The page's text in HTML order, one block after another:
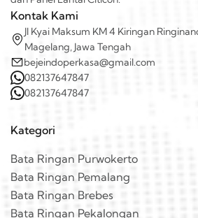
Kontak Kami
Jl Kyai Maksum KM 4 Kiringan
Magelang, Jawa Tengah
bejeindoperkasa@gmail.com
082137647847
082137647847
Kategori
Bata Ringan Purwokerto
Bata Ringan Pemalang
Bata Ringan Brebes
Bata Ringan Pekalongan